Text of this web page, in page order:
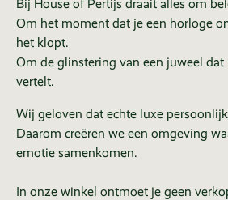
Bij House of Pertijs draait alles om
Om het moment dat je een horloge
het klopt.
Om de glinstering van een juweel dat
vertelt.
Wij geloven dat echte luxe
Daarom creëren we een omgeving
emotie samenkomen.
In onze winkel ontmoet je geen